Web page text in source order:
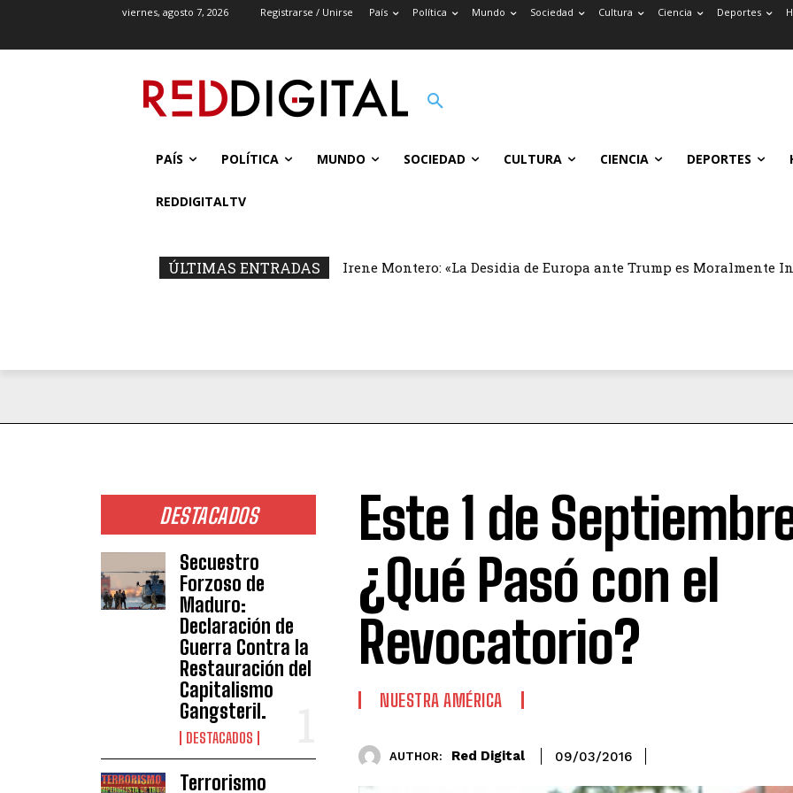
viernes, agosto 7, 2026 Registrarse / Unirse País Política Mundo Sociedad Cultura Ciencia Deportes
PAÍS POLÍTICA MUNDO SOCIEDAD CULTURA CIENCIA DEPORTES
REDDIGITALTV
ÚLTIMAS ENTRADAS Irene Montero: «La Desidia de Europa ante Trump es Moralmente
DESTACADOS
Secuestro
Forzoso de
Maduro:
Declaración de
Guerra Contra la
Restauración del
Capitalismo
Gangsteril.
DESTACADOS
Terrorismo
Este 1 de
¿Qué Pasó con el
Revocatorio?
NUESTRA AMÉRICA
AUTHOR: Red Digital 09/03/2016